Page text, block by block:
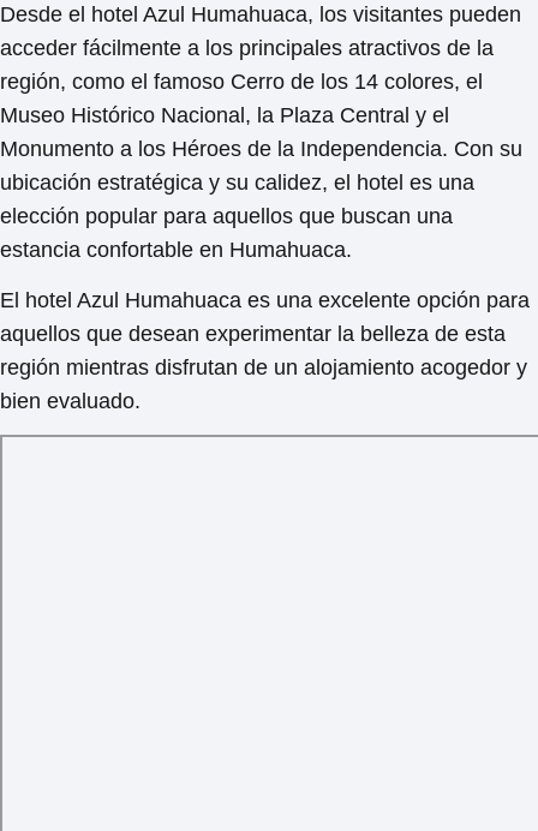
Desde el hotel Azul Humahuaca, los visitantes pueden
acceder fácilmente a los principales atractivos de la
región, como el famoso Cerro de los 14 colores, el
Museo Histórico Nacional, la Plaza Central y el
Monumento a los Héroes de la Independencia. Con su
ubicación estratégica y su calidez, el hotel es una
elección popular para aquellos que buscan una
estancia confortable en Humahuaca.
El hotel Azul Humahuaca es una excelente opción para
aquellos que desean experimentar la belleza de esta
región mientras disfrutan de un alojamiento acogedor y
bien evaluado.